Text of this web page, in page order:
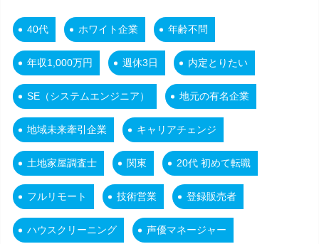
40代 ホワイト企業 年齢不問
年収1,000万円 週休3日 内定とりたい
SE（システムエンジニア） 地元の有名企業
地域未来牽引企業 キャリアチェンジ
土地家屋調査士 関東 20代 初めて転職
フルリモート 技術営業 登録販売者
ハウスクリーニング 声優マネージャー